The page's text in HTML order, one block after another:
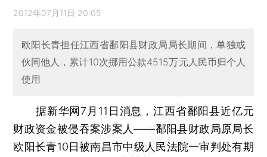
2012年07月11日 20:05
欧阳长青担任江西省鄱阳县财政局局长期间，单独或
伙同他人，累计10次挪用公款4515万元人民币归个人
使用
据新华网7月11日消息，江西省鄱阳县近亿元
财政资金被侵吞案涉案人——鄱阳县财政局原局长
欧阳长青10日被南昌市中级人民法院一审判处有期